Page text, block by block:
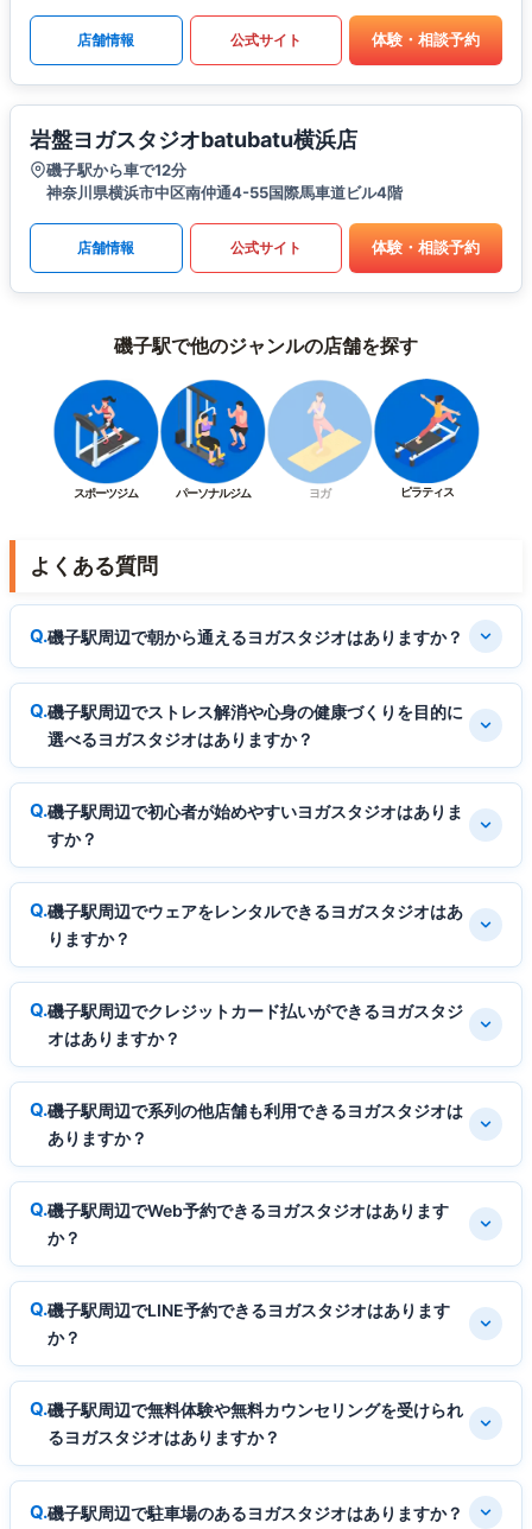
店舗情報 公式サイト 体験・相談予約
岩盤ヨガスタジオbatubatu横浜店
磯子駅から車で12分
神奈川県横浜市中区南仲通4-55国際馬車道ビル4階
店舗情報 公式サイト 体験・相談予約
磯子駅で他のジャンルの店舗を探す
スポーツジム パーソナルジム ヨガ ピラティス
よくある質問
磯子駅周辺で朝から通えるヨガスタジオはありますか？
磯子駅周辺でストレス解消や心身の健康づくりを目的に
選べるヨガスタジオはありますか？
磯子駅周辺で初心者が始めやすいヨガスタジオはありま
すか？
磯子駅周辺でウェアをレンタルできるヨガスタジオはあ
りますか？
磯子駅周辺でクレジットカード払いができるヨガスタジ
オはありますか？
磯子駅周辺で系列の他店舗も利用できるヨガスタジオは
ありますか？
磯子駅周辺でWeb予約できるヨガスタジオはあります
か？
磯子駅周辺でLINE予約できるヨガスタジオはあります
か？
磯子駅周辺で無料体験や無料カウンセリングを受けられ
るヨガスタジオはありますか？
磯子駅周辺で駐車場のあるヨガスタジオはありますか？